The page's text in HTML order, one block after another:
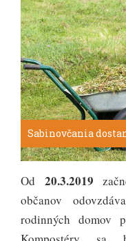
Sabinovčania
Od 20.3.2019
občanov
rodinných domov